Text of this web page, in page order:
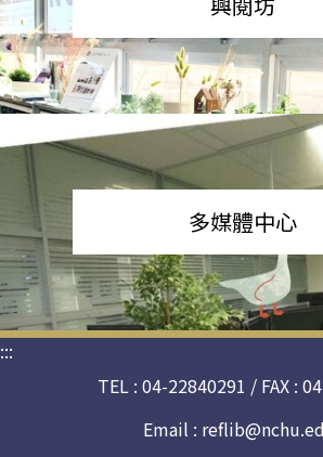
多媒體中心
:::
TEL : 04-22840291 / FAX :
Email :